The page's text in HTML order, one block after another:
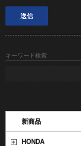
キーワード検索
新商品
HONDA